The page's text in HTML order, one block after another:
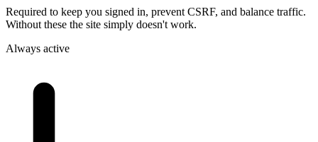
Required to keep you signed in, prevent CSRF, and balance traffic.
Without these the site simply doesn't work.
Always active